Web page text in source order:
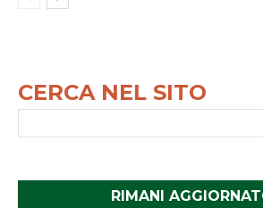
CERCA NEL SITO
RIMANI